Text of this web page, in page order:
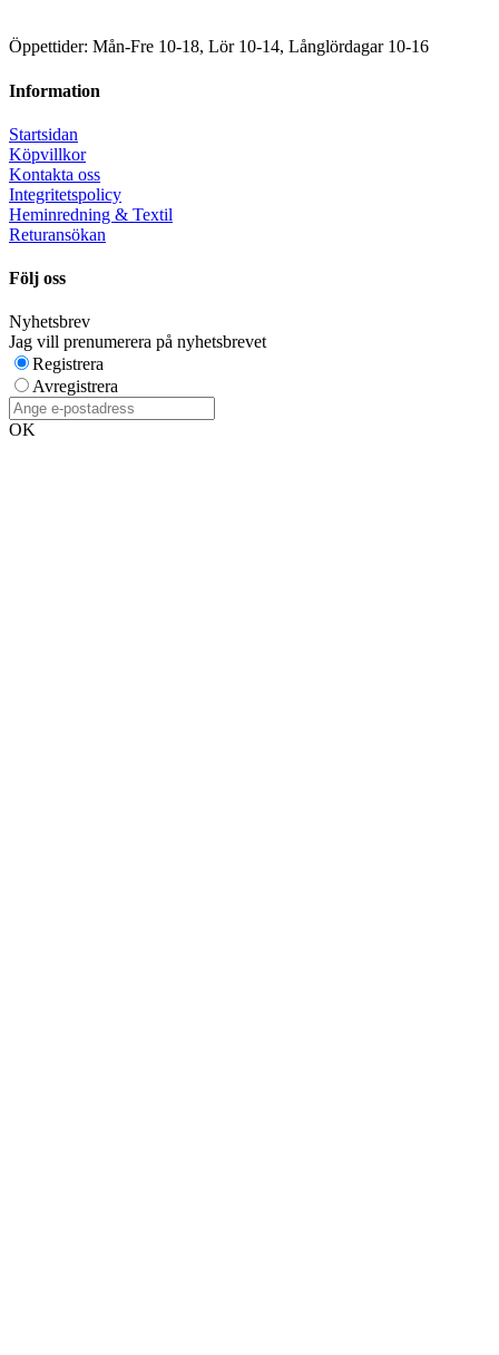
Öppettider: Mån-Fre 10-18, Lör 10-14, Långlördagar 10-16
Information
Startsidan
Köpvillkor
Kontakta oss
Integritetspolicy
Heminredning & Textil
Returansökan
Följ oss
Nyhetsbrev
Jag vill prenumerera på nyhetsbrevet
Registrera
Avregistrera
OK